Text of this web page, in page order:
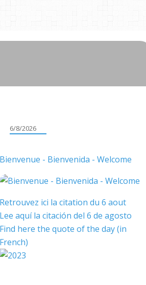
6/8/2026
Bienvenue - Bienvenida - Welcome
Retrouvez ici la citation du 6 aout
Lee aquí la citación del 6 de agosto
Find here the quote of the day (in
French)